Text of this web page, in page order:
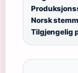
Norsk
Tilgjengelig